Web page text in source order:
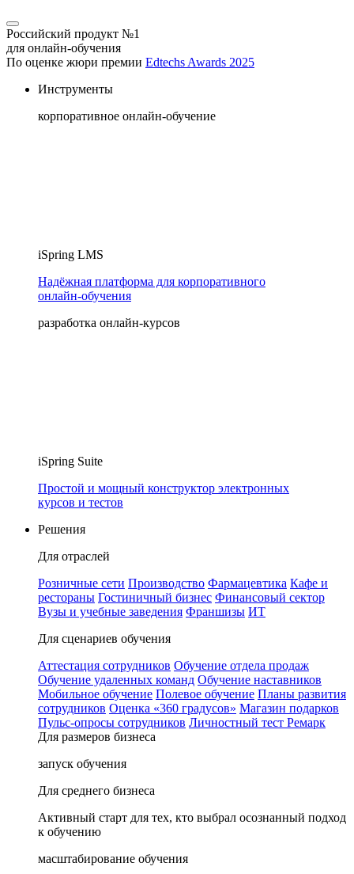
Российский продукт №1
для онлайн-обучения
По оценке жюри премии Edtechs Awards 2025
Инструменты
корпоративное онлайн-обучение
iSpring LMS
Надёжная платформа для корпоративного
онлайн‑обучения
разработка онлайн-курсов
iSpring Suite
Простой и мощный конструктор электронных
курсов и тестов
Решения
Для отраслей
Розничные сети Производство Фармацевтика Кафе и
рестораны Гостиничный бизнес Финансовый сектор
Вузы и учебные заведения Франшизы ИТ
Для сценариев обучения
Аттестация сотрудников Обучение отдела продаж
Обучение удаленных команд Обучение наставников
Мобильное обучение Полевое обучение Планы развития
сотрудников Оценка «360 градусов» Магазин подарков
Пульс-опросы сотрудников Личностный тест Ремарк
Для размеров бизнеса
запуск обучения
Для среднего бизнеса
Активный старт для тех, кто выбрал осознанный подход
к обучению
масштабирование обучения